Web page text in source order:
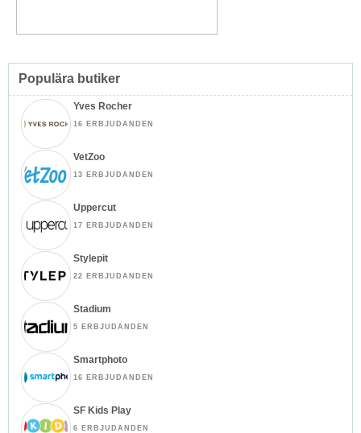
Populära butiker
Yves Rocher
16 ERBJUDANDEN
VetZoo
13 ERBJUDANDEN
Uppercut
17 ERBJUDANDEN
Stylepit
22 ERBJUDANDEN
Stadium
5 ERBJUDANDEN
Smartphoto
16 ERBJUDANDEN
SF Kids Play
6 ERBJUDANDEN